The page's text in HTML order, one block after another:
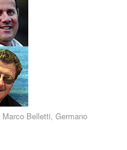
Marco Belletti, Germano